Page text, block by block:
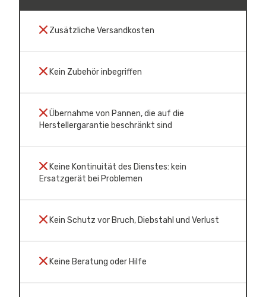
Zusätzliche Versandkosten
Kein Zubehör inbegriffen
Übernahme von Pannen, die auf die
Herstellergarantie beschränkt sind
Keine Kontinuität des Dienstes: kein
Ersatzgerät bei Problemen
Kein Schutz vor Bruch, Diebstahl und Verlust
Keine Beratung oder Hilfe